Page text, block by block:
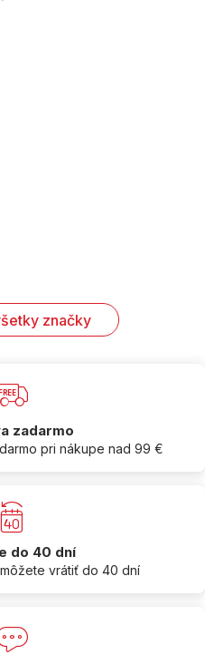
značky
zadarmo
pri nákupe nad 99 €
do 40 dní
vrátiť do 40 dní